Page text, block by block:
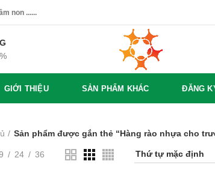
non ......
GIỚI THIỆU SẢN PHẨM KHÁC ĐĂNG
Sản phẩm được gắn thẻ “Hàng rào nhựa cho
24 36